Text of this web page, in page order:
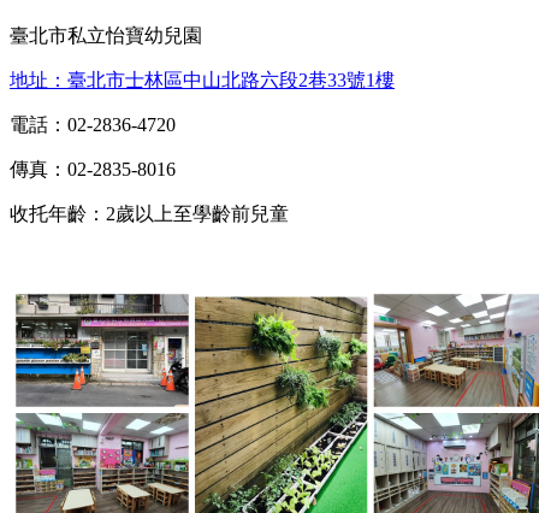
臺北市私立怡寶幼兒園
地址：臺北市士林區中山北路六段2巷33號1樓
電話：02-2836-4720
傳真：02-2835-8016
收托年齡：2歲以上至學齡前兒童